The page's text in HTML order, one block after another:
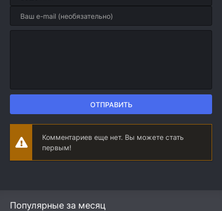
ОТПРАВИТЬ
Комментариев еще нет. Вы можете стать
первым!
Популярные за месяц